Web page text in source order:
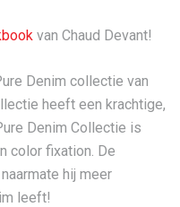
van Chaud Devant!
Denim collectie van
heeft een krachtige,
Denim Collectie is
color fixation. De
hij meer
leeft!